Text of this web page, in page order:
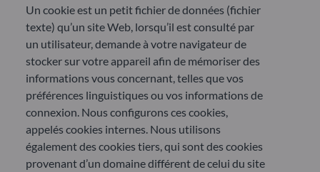
Un cookie est un petit fichier de données (fichier
texte) qu’un site Web, lorsqu’il est consulté par
un utilisateur, demande à votre navigateur de
stocker sur votre appareil afin de mémoriser des
informations vous concernant, telles que vos
préférences linguistiques ou vos informations de
connexion. Nous configurons ces cookies,
appelés cookies internes. Nous utilisons
également des cookies tiers, qui sont des cookies
provenant d’un domaine différent de celui du site